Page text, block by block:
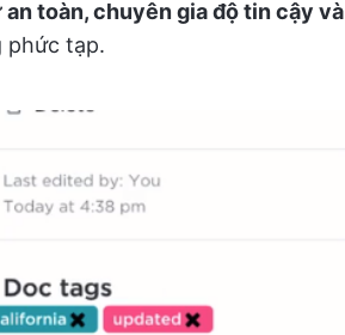
toàn, chuyên gia độ tin cậy và
phức tạp.